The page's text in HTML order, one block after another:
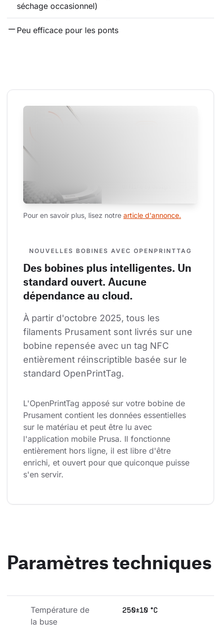
séchage occasionnel)
Peu efficace pour les ponts
Pour en savoir plus, lisez notre article d'annonce.
NOUVELLES BOBINES AVEC OPENPRINTTAG
Des bobines plus intelligentes. Un
standard ouvert. Aucune
dépendance au cloud.
À partir d'octobre 2025, tous les
filaments Prusament sont livrés sur une
bobine repensée avec un tag NFC
entièrement réinscriptible basée sur le
standard OpenPrintTag.
L'OpenPrintTag apposé sur votre bobine de
Prusament contient les données essentielles
sur le matériau et peut être lu avec
l'application mobile Prusa. Il fonctionne
entièrement hors ligne, il est libre d'être
enrichi, et ouvert pour que quiconque puisse
s'en servir.
Paramètres techniques
Température de
la buse
250±10 °C